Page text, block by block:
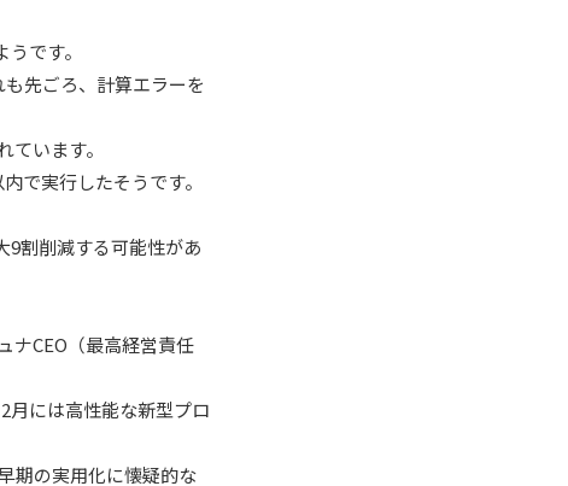
です。
も先ごろ、計算エラーを
います。
で実行したそうです。
9割削減する可能性があ
ナCEO（最高経営責任
月には高性能な新型プロ
期の実用化に懐疑的な